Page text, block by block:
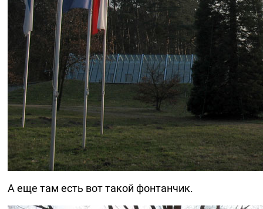
А еще там есть вот такой фонтанчик.